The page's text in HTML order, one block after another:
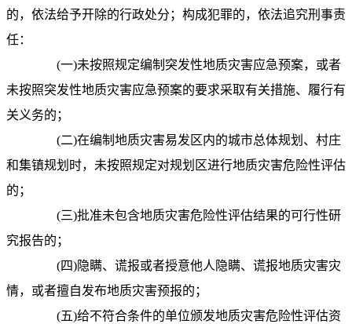
的，依法给予开除的行政处分；构成犯罪的，依法追究刑事责
任：
(一)未按照规定编制突发性地质灾害应急预案，或者
未按照突发性地质灾害应急预案的要求采取有关措施、履行有
关义务的；
(二)在编制地质灾害易发区内的城市总体规划、村庄
和集镇规划时，未按照规定对规划区进行地质灾害危险性评估
的；
(三)批准未包含地质灾害危险性评估结果的可行性研
究报告的；
(四)隐瞒、谎报或者授意他人隐瞒、谎报地质灾害灾
情，或者擅自发布地质灾害预报的；
(五)给不符合条件的单位颁发地质灾害危险性评估资